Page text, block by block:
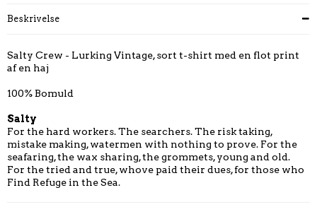
Beskrivelse
Salty Crew - Lurking Vintage, sort t-shirt med en flot print
af en haj
100% Bomuld
Salty
For the hard workers. The searchers. The risk taking,
mistake making, watermen with nothing to prove. For the
seafaring, the wax sharing, the grommets, young and old.
For the tried and true, whove paid their dues, for those who
Find Refuge in the Sea.